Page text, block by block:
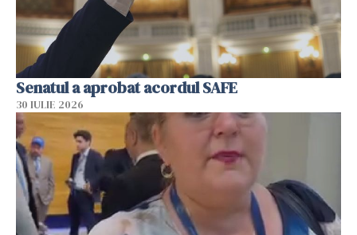
Senatul a aprobat acordul SAFE
30 IULIE 2026